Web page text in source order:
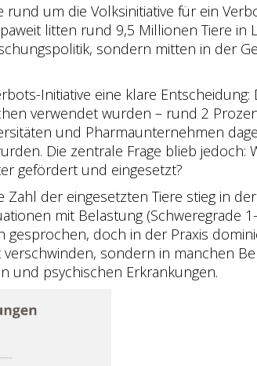
um die Volksinitiative für ein
litten rund 9,5 Millionen Tiere
sondern mitten in der
Initiative eine klare
verwendet wurden – rund 2
und Pharmaunternehmen
Die zentrale Frage blieb
gefördert und eingesetzt?
der eingesetzten Tiere stieg in
mit Belastung (Schweregrade
doch in der Praxis
sondern in manchen
und psychischen Erkrankungen.